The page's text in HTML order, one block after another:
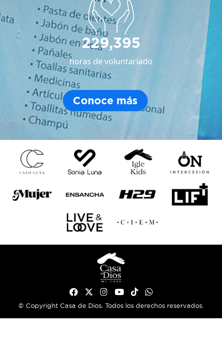
229,395
horas de voluntariado
Conoce más
© Copyright Casa de Dios. Todos los derechos reservados.